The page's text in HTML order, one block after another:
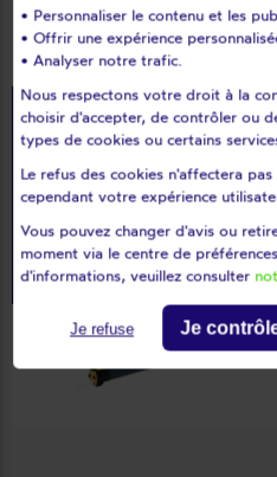
centralisation de volets
Je
prendre
• Personnaliser le contenu et les
• Offrir une expérience
• Analyser notre trafic.
Nous respectons votre droit à la
choisir d'accepter, de contrôler ou
types de cookies ou certains
Le refus des cookies n'affectera
cependant votre expérience
Vous pouvez changer d'avis ou
moment via le centre de
d'informations, veuillez consulter
Je refuse Je